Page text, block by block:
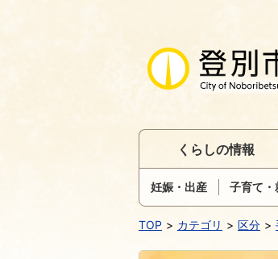
くらしの情報
妊娠・出産 子育て・
TOP カテゴリ 区分